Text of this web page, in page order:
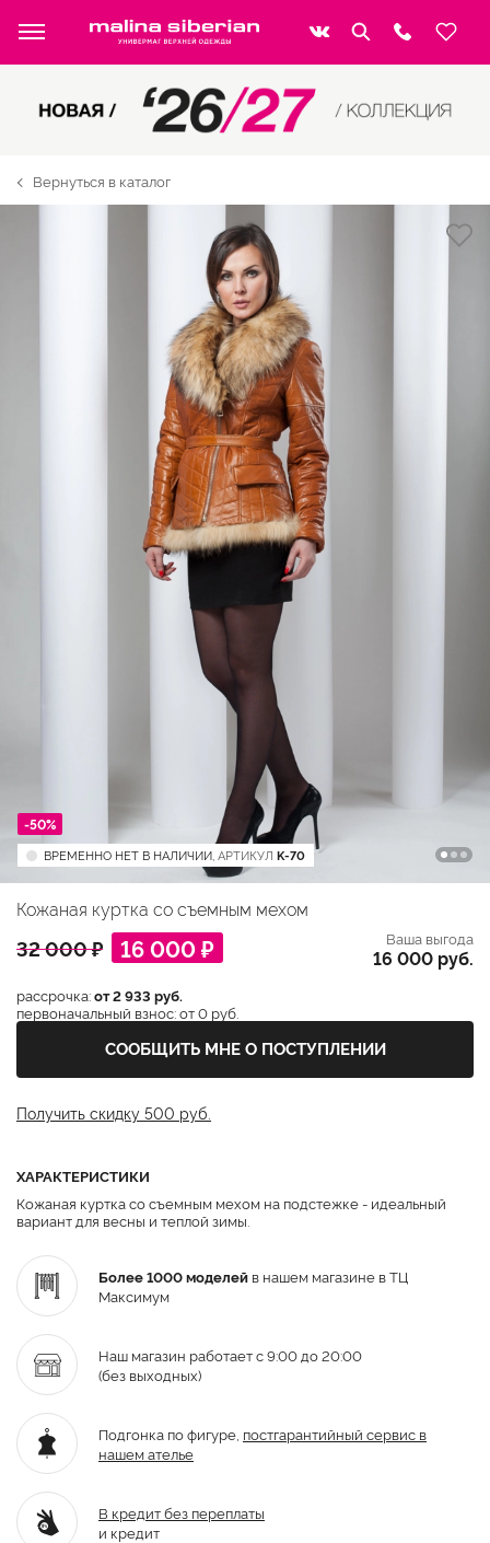
Вернуться в каталог
-50%
ВРЕМЕННО НЕТ В НАЛИЧИИ, АРТИКУЛ K-70
Кожаная куртка со съемным мехом
32 000 ₽ 16 000 ₽ Ваша выгода
16 000 руб.
рассрочка:от 2 933 руб.
первоначальный взнос: от 0 руб.
СООБЩИТЬ МНЕ О ПОСТУПЛЕНИИ
Получить скидку 500 руб.
ХАРАКТЕРИСТИКИ
Кожаная куртка со съемным мехом на подстежке - идеальный
вариант для весны и теплой зимы.
Более 1000 моделей в нашем магазине в ТЦ
Максимум
Наш магазин работает с 9:00 до 20:00
(без выходных)
Подгонка по фигуре, постгарантийный сервис в
нашем ателье
В кредит без переплаты
и кредит